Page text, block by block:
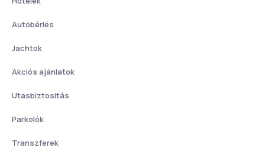
Autóbérlés
Jachtok
Akciós ajánlatok
Utasbiztositás
Parkolók
Transzferek